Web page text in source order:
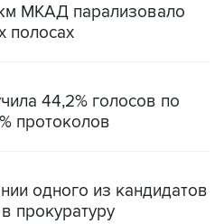
МКАД парализовало
полосах
44,2% голосов по
протоколов
одного из кандидатов
прокуратуру